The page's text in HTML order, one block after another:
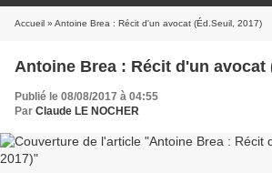
Accueil » Antoine Brea : Récit d'un avocat (Éd.Seuil, 2017)
Antoine Brea : Récit d'un avocat
Publié le 08/08/2017 à 04:55
Par Claude LE NOCHER